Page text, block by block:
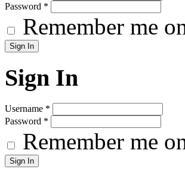
Password *
Remember me
Sign In
Username *
Password *
Remember me